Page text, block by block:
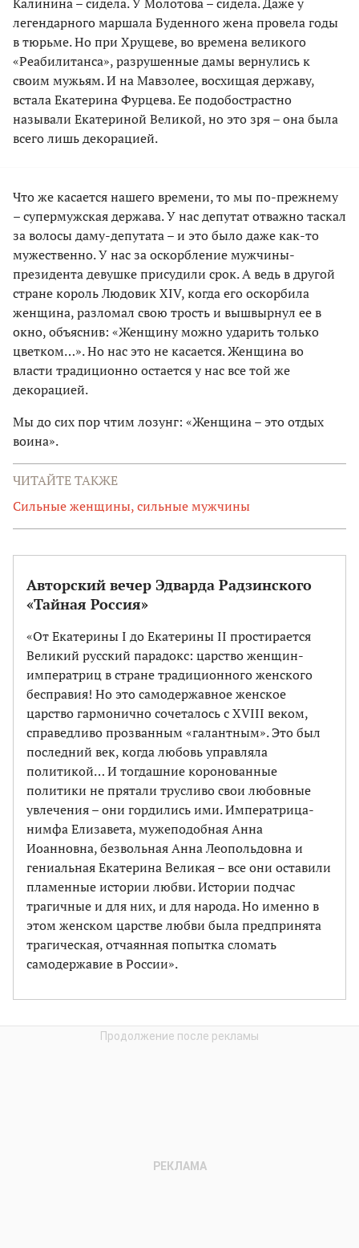
легендарного маршала Буденного жена провела годы
в тюрьме. Но при Хрущеве, во времена великого
«Реабилитанса», разрушенные дамы вернулись к
своим мужьям. И на Мавзолее, восхищая державу,
встала Екатерина Фурцева. Ее подобострастно
называли Екатериной Великой, но это зря – она была
всего лишь декорацией.
Что же касается нашего времени, то мы по-прежнему
– супермужская держава. У нас депутат отважно таскал
за волосы даму-депутата – и это было даже как-то
мужественно. У нас за оскорбление мужчины-
президента девушке присудили срок. А ведь в другой
стране король Людовик XIV, когда его оскорбила
женщина, разломал свою трость и вышвырнул ее в
окно, объяснив: «Женщину можно ударить только
цветком…». Но нас это не касается. Женщина во
власти традиционно остается у нас все той же
декорацией.
Мы до сих пор чтим лозунг: «Женщина – это отдых
воина».
ЧИТАЙТЕ ТАКЖЕ
Сильные женщины, сильные мужчины
Авторский вечер Эдварда Радзинского
«Тайная Россия»
«От Екатерины I до Екатерины II простирается
Великий русский парадокс: царство женщин-
императриц в стране традиционного женского
бесправия! Но это самодержавное женское
царство гармонично сочеталось с XVIII веком,
справедливо прозванным «галантным». Это был
последний век, когда любовь управляла
политикой… И тогдашние коронованные
политики не прятали трусливо свои любовные
увлечения – они гордились ими. Императрица-
нимфа Елизавета, мужеподобная Анна
Иоанновна, безвольная Анна Леопольдовна и
гениальная Екатерина Великая – все они оставили
пламенные истории любви. Истории подчас
трагичные и для них, и для народа. Но именно в
этом женском царстве любви была предпринята
трагическая, отчаянная попытка сломать
самодержавие в России».